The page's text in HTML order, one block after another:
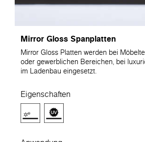
Mirror Gloss Spanplatten
Mirror Gloss Platten werden bei
oder gewerblichen Bereichen, bei
im Ladenbau eingesetzt.
Eigenschaften